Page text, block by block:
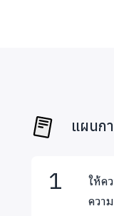
ตัวอย่างการช่วย
ไปดู เพราะคร
เหลือแต่ลูก คว
แผนก
ให้ค
ควา